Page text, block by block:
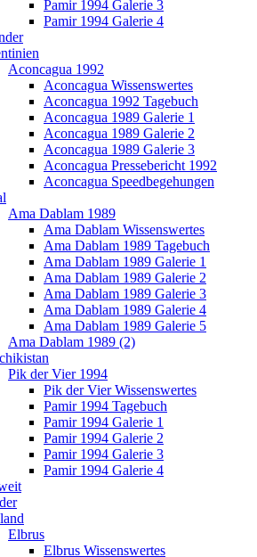
Pamir 1994 Galerie 3
Pamir 1994 Galerie 4
Aconcagua 1992
Aconcagua Wissenswertes
Aconcagua 1992 Tagebuch
Aconcagua 1989 Galerie 1
Aconcagua 1989 Galerie 2
Aconcagua 1989 Galerie 3
Aconcagua Pressebericht 1992
Aconcagua Speedbegehungen
Ama Dablam 1989
Ama Dablam Wissenswertes
Ama Dablam 1989 Tagebuch
Ama Dablam 1989 Galerie 1
Ama Dablam 1989 Galerie 2
Ama Dablam 1989 Galerie 3
Ama Dablam 1989 Galerie 4
Ama Dablam 1989 Galerie 5
Ama Dablam 1989 (2)
Pik der Vier 1994
Pik der Vier Wissenswertes
Pamir 1994 Tagebuch
Pamir 1994 Galerie 1
Pamir 1994 Galerie 2
Pamir 1994 Galerie 3
Pamir 1994 Galerie 4
Elbrus
Elbrus Wissenswertes